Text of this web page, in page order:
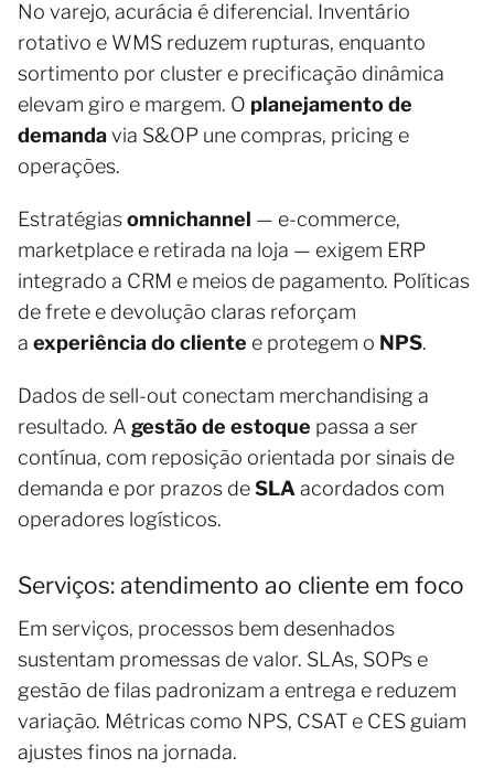
No varejo, acurácia é diferencial. Inventário
rotativo e WMS reduzem rupturas, enquanto
sortimento por cluster e precificação dinâmica
elevam giro e margem. O planejamento de
demandavia S&OP une compras, pricing e
operações.
Estratégiasomnichannel — e-commerce,
marketplace e retirada na loja — exigem ERP
integrado a CRM e meios de pagamento. Políticas
de frete e devolução claras reforçam
a experiência do cliente e protegem o NPS.
Dados de sell-out conectam merchandising a
resultado. A gestão de estoque passa a ser
contínua, com reposição orientada por sinais de
demanda e por prazos deSLA acordados com
operadores logísticos.
Serviços: atendimento ao cliente em foco
Em serviços, processos bem desenhados
sustentam promessas de valor. SLAs, SOPs e
gestão de filas padronizam a entrega e reduzem
variação. Métricas como NPS, CSAT e CES guiam
ajustes finos na jornada.